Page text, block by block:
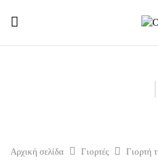
Αρχική σελίδα Γιορτές Γιορτή